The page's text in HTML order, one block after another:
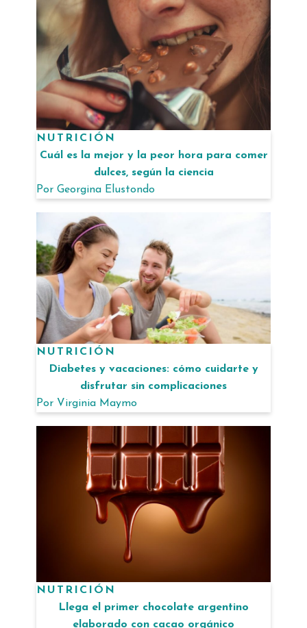
NUTRICIÓN
Cuál es la mejor y la peor hora para comer
dulces, según la ciencia
Por Georgina Elustondo
NUTRICIÓN
Diabetes y vacaciones: cómo cuidarte y
disfrutar sin complicaciones
Por Virginia Maymo
NUTRICIÓN
Llega el primer chocolate argentino
elaborado con cacao orgánico